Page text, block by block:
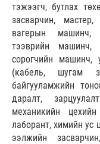
тэжээгч, бутлах
засварчин,
вагерын машинч,
тээврийн машинч,
сорогчийн машинч,
(кабель, шугам
байгууламжийн
даралт,
механикийн
лаборант, химийн ус
ээлжийн